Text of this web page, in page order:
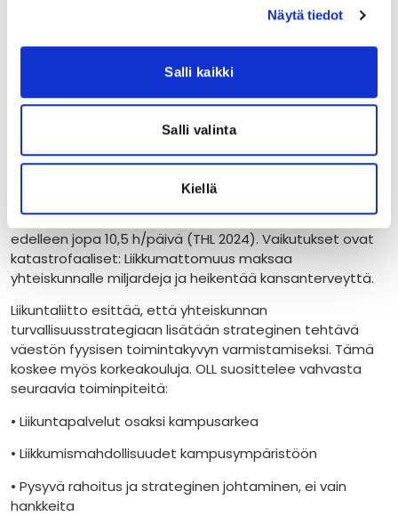
Näytä tiedot
Salli kaikki
Salli valinta
Kiellä
lisäämistä. Opiskelijoiden Liikuntaliitto (OLL) on ottanut
osa kokonaisturvallisuutta, minkä vuoksi liikkumisen
mahdollisuudet turvattava. Keskeisenä viestinä on
kriittinen osa kansallista kokonaisturvallisuutta.
Liikkumattomuus heikentää opiskelukykyä,
kriisinkestävyyttä.
Tämän hetken tilannekuva on lohduton. Lähes 50 %
opiskelijoista ei liiku riittävästi ja istumista kertyy
edelleen jopa 10,5 h/päivä (THL 2024). Vaikutukset ovat
katastrofaaliset: Liikkumattomuus maksaa
yhteiskunnalle miljardeja ja heikentää kansanterveyttä.
Liikuntaliitto esittää, että yhteiskunnan
turvallisuusstrategiaan lisätään strateginen tehtävä
väestön fyysisen toimintakyvyn varmistamiseksi. Tämä
koskee myös korkeakouluja. OLL suosittelee vahvasta
seuraavia toiminpiteitä:
• Liikuntapalvelut osaksi kampusarkea
• Liikkumismahdollisuudet kampusympäristöön
• Pysyvä rahoitus ja strateginen johtaminen, ei vain
hankkeita